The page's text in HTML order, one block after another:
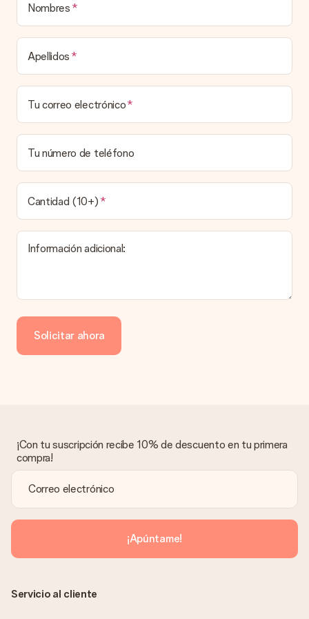
está listo para ser entregado o enviarse directamente al
Tiempo de entrega, opciones de entrega y
costos de envío.
¿Puedo elegir una fecha de entrega?
Elegir la fecha exacta de entrega no es posible. Una vez
personalizado y completado tu pedido, recibirás una
confirmación con las fechas estimadas de entrega. Una vez
que el pedido haya sido enviado, será la empresa de
transportes la encargada de entregar el regalo.
¿Cuál es el tiempo de entrega y cuándo recibo mi
obsequio?
El tiempo de entrega se puede encontrar en la página del
producto del regalo.
¿Cómo puedo pagar mi pedido?
de crédito o transferencia bancaria. En caso de elegir
transferencia bancaria, ten en cuenta 3 días adicionales para la
entrega de tu regalo.
asunto contigo. Ponte en contacto con nuestro equipo de
atención al cliente por teléfono, correo electrónico o chat y
buscaremos una solución adecuada para ti.
¿Se envía la factura junto con el pedido?
La factura y cualquier otra información relativa a tu regalo se
enviará únicamente por correo electrónico. El regalo se enviará
sin ninguna información adicional Así, evitaremos que la
persona que recibe el regalo la vea. ¡No le enviaremos nada
más que su increíble regalo! ¿Quieres que sepa quién se lo
Nombres
Apellidos
Tu correo electrónico
Tu número de teléfono
Cantidad (10+)
Información adicional:
Solicitar ahora
¡Con tu suscripción recibe 10% de descuento en tu primera
compra!
¡Apúntame!
Servicio al cliente